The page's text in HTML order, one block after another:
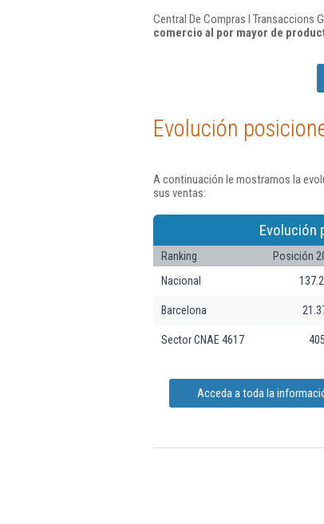
Central De Compras I Transaccions
comercio al por mayor de
Evolución
A continuación le mostramos la
sus ventas:
Evolución
Ranking Posición
Nacional
Barcelona
Sector CNAE 4617 405
Acceda a toda la